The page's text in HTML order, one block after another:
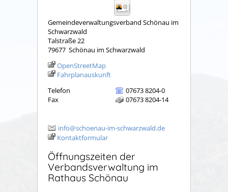
Gemeindeverwaltungsverband Schönau im
Schwarzwald
Talstraße 22
79677 Schönau im Schwarzwald
OpenStreetMap
Fahrplanauskunft
Telefon
07673 8204-0
Fax
07673 8204-14
info@schoenau-im-schwarzwald.de
Kontaktformular
Öffnungszeiten der
Verbandsverwaltung im
Rathaus Schönau